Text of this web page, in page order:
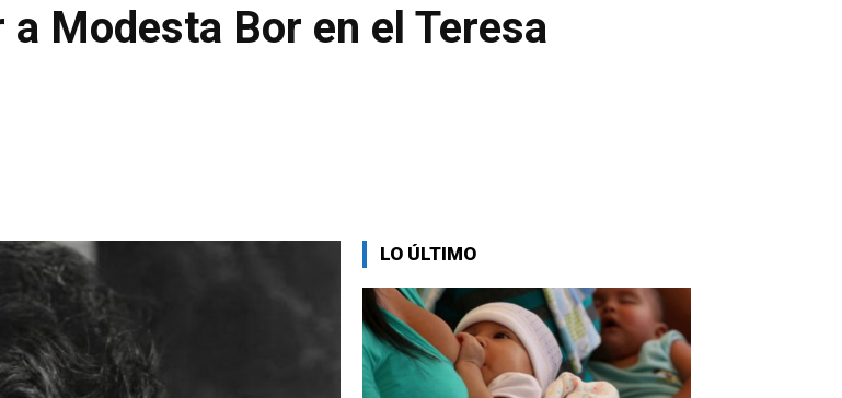
Modesta Bor en el Teresa
LO ÚLTIMO